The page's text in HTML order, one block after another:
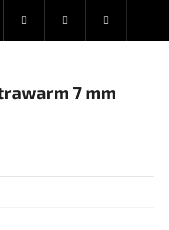
SNAKESUB & DES DÁRKOVÉ
Hledat PřihlášeníNákupní
7 mm